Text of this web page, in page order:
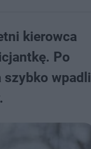
kierowca
Po
szybko wpadli